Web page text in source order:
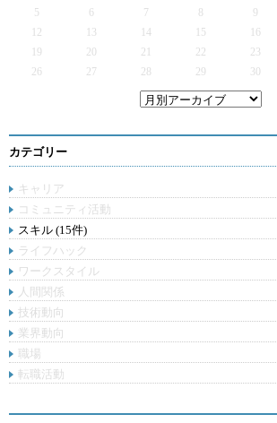
5
6 7 9
12
13 14 15 16
19
20 21 22 23
26
27 28 29 30
カテゴリー
キャリア
コミュニティ活動
スキル (15件)
ライフハック
ワークスタイル
人間関係
技術動向
業界動向
職場
転職活動